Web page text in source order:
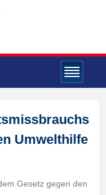
Umwelthilfe
Gesetz gegen den